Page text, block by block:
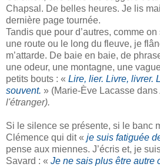
Chapsal. De belles heures. Je lis
dernière page tournée.
Tandis que pour d’autres, comme
une route ou le long du fleuve, je
m’attarde. De baie en baie, de
une odeur, une montagne, une
petits bouts : « Lire, lier. Livre, livrer.
souvent. » (Marie-Ève Lacasse dans
l'étranger).
Si le silence se présente, si le banc
Clémence qui dit « je suis fatiguée
pense aux miennes. J’écris et, je
Savard : « Je ne sais plus être autre